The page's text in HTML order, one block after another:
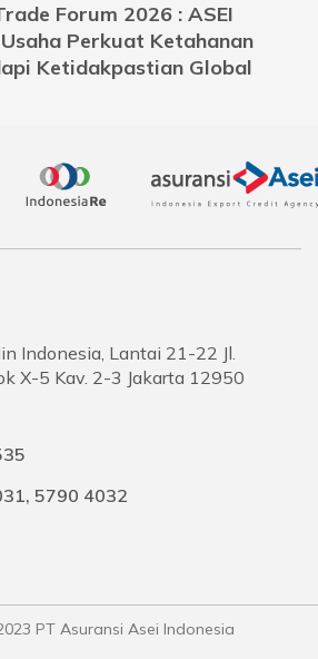
Forum 2026 : ASEI
Perkuat Ketahanan
Ketidakpastian Global
Indonesia, Lantai 21-22 Jl.
X-5 Kav. 2-3 Jakarta 12950
5790 4032
PT Asuransi Asei Indonesia